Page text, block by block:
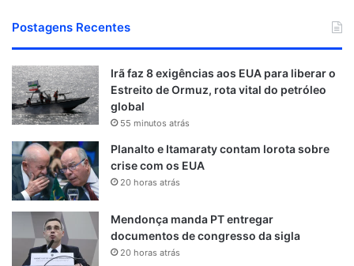
Postagens Recentes
Irã faz 8 exigências aos EUA para liberar o
Estreito de Ormuz, rota vital do petróleo
global
55 minutos atrás
Planalto e Itamaraty contam lorota sobre
crise com os EUA
20 horas atrás
Mendonça manda PT entregar
documentos de congresso da sigla
20 horas atrás